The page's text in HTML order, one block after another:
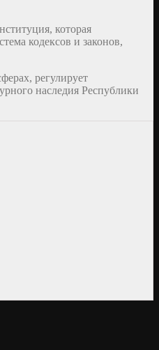
которая
кодексов и законов,
регулирует
наследия Республики